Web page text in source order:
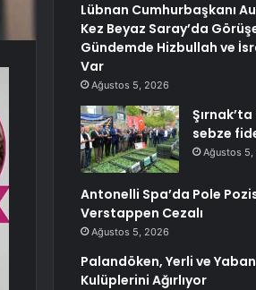
Lübnan Cumhurbaşkanı
Kez Beyaz Saray’da
Gündemde Hizbullah ve
Var
Ağustos 5, 2026
sebze
Ağustos 5,
Antonelli Spa’da Pole
Verstappen Cezalı
Ağustos 5, 2026
Palandöken, Yerli ve
Kulüplerini Ağırlıyor